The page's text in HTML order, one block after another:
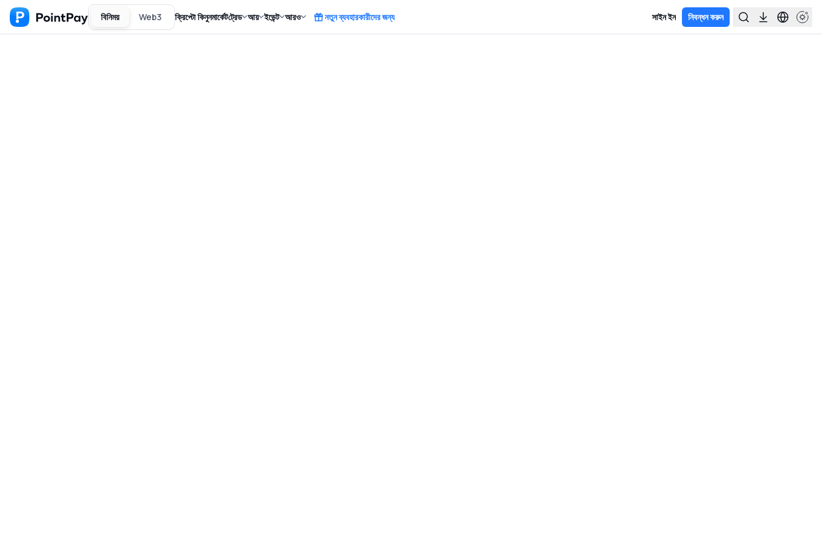
বিনিময় Web3 ক্রিপ্টো কিনুনমার্কেটট্রেড আয় ইভেন্ট আরও নতুন ব্যবহারকারীদের জন্য সাইন ইন নিবন্ধন করুন